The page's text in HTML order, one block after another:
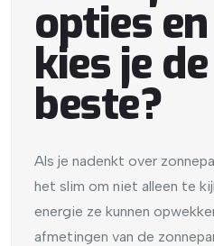
opties
kies je de
beste?
Als je nadenkt over
het slim om niet alleen te
energie ze kunnen
afmetingen van de